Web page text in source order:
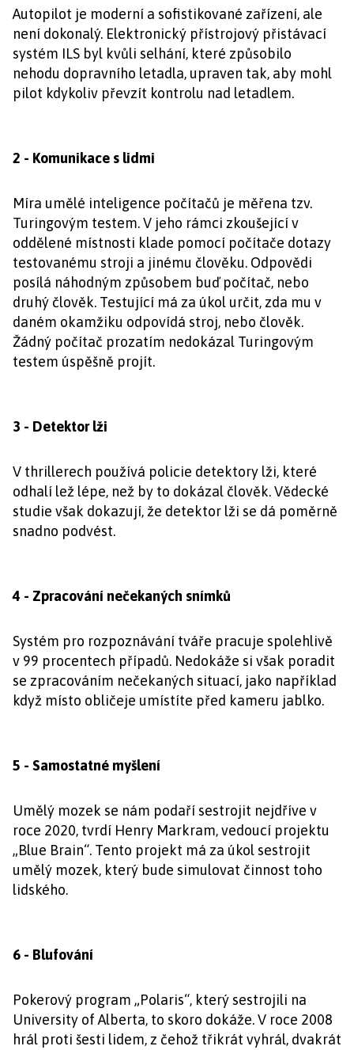
Autopilot je moderní a sofistikované zařízení, ale
není dokonalý. Elektronický přístrojový přistávací
systém ILS byl kvůli selhání, které způsobilo
nehodu dopravního letadla, upraven tak, aby mohl
pilot kdykoliv převzít kontrolu nad letadlem.
2 - Komunikace s lidmi
Míra umělé inteligence počítačů je měřena tzv.
Turingovým testem. V jeho rámci zkoušející v
oddělené místnosti klade pomocí počítače dotazy
testovanému stroji a jinému člověku. Odpovědi
posílá náhodným způsobem buď počítač, nebo
druhý člověk. Testující má za úkol určit, zda mu v
daném okamžiku odpovídá stroj, nebo člověk.
Žádný počítač prozatím nedokázal Turingovým
testem úspěšně projít.
3 - Detektor lži
V thrillerech používá policie detektory lži, které
odhalí lež lépe, než by to dokázal člověk. Vědecké
studie však dokazují, že detektor lži se dá poměrně
snadno podvést.
4 - Zpracování nečekaných snímků
Systém pro rozpoznávání tváře pracuje spolehlivě
v 99 procentech případů. Nedokáže si však poradit
se zpracováním nečekaných situací, jako například
když místo obličeje umístíte před kameru jablko.
5 - Samostatné myšlení
Umělý mozek se nám podaří sestrojit nejdříve v
roce 2020, tvrdí Henry Markram, vedoucí projektu
„Blue Brain“. Tento projekt má za úkol sestrojit
umělý mozek, který bude simulovat činnost toho
lidského.
6 - Blufování
Pokerový program „Polaris“, který sestrojili na
University of Alberta, to skoro dokáže. V roce 2008
hrál proti šesti lidem, z čehož třikrát vyhrál, dvakrát